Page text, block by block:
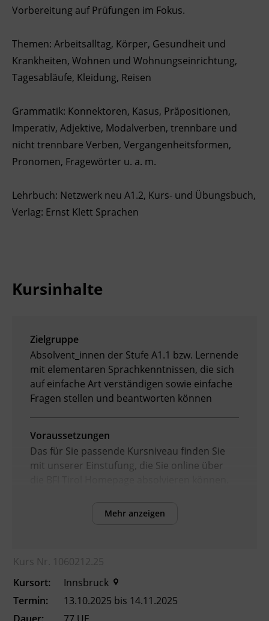
Ingenieurzertifizierung
Akademisches Studienzentrum
Digitales Lernen
Vorbereitung auf Prüfungen im Fokus.
Themen: Arbeitsalltag, Körper, Gesundheit und
Krankheiten, Wohnen und Wohnungseinrichtung,
Tagesabläufe, Kleidung, Reisen
Grammatik: Konnektoren, Kasus, Präpositionen,
Imperativ, Adjektive, Modalverben, trennbare und
nicht trennbare Verben, Vergangenheitsformen,
Pronomen, Fragewörter u. a. m.
Lehrbuch: Netzwerk neu A1.2, Kurs- und Übungsbuch,
Verlag: Ernst Klett Sprachen
Kursinhalte
Zielgruppe
Absolvent_innen der Stufe A1.1 bzw. Lernende
mit elementaren Sprachkenntnissen, die sich
auf einfache Art verständigen sowie einfache
Fragen stellen und beantworten können
Voraussetzungen
Das für Sie passende Kursniveau finden Sie
mit unserer Einstufung, die Sie online über
Arbeitsmarkt
Kursformat
Präsenzunterricht
Mehr anzeigen
Kurs Nr. 1060212.25
Kursort:
Innsbruck
Termin:
13.10.2025 bis 14.11.2025